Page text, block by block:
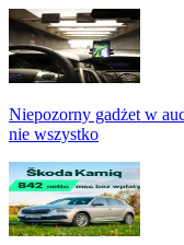
Niepozorny gadżet w
nie wszystko